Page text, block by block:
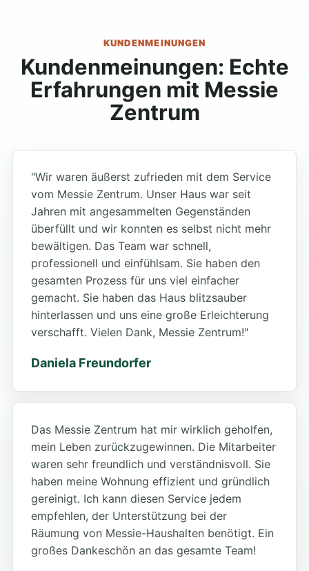
KUNDENMEINUNGEN
Kundenmeinungen: Echte
Erfahrungen mit Messie
Zentrum
"Wir waren äußerst zufrieden mit dem Service
vom Messie Zentrum. Unser Haus war seit
Jahren mit angesammelten Gegenständen
überfüllt und wir konnten es selbst nicht mehr
bewältigen. Das Team war schnell,
professionell und einfühlsam. Sie haben den
gesamten Prozess für uns viel einfacher
gemacht. Sie haben das Haus blitzsauber
hinterlassen und uns eine große Erleichterung
verschafft. Vielen Dank, Messie Zentrum!"
Daniela Freundorfer
Das Messie Zentrum hat mir wirklich geholfen,
mein Leben zurückzugewinnen. Die Mitarbeiter
waren sehr freundlich und verständnisvoll. Sie
haben meine Wohnung effizient und gründlich
gereinigt. Ich kann diesen Service jedem
empfehlen, der Unterstützung bei der
Räumung von Messie-Haushalten benötigt. Ein
großes Dankeschön an das gesamte Team!